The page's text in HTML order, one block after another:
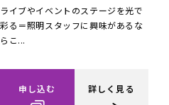
ライブやイベントのステージを光で
彩る＝照明スタッフに興味があるな
らこ...
申し込む 詳しく見る